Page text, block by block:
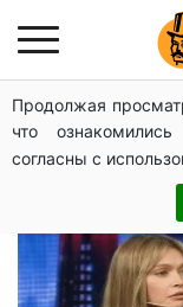
Продолжая
что
согласны с
Вера